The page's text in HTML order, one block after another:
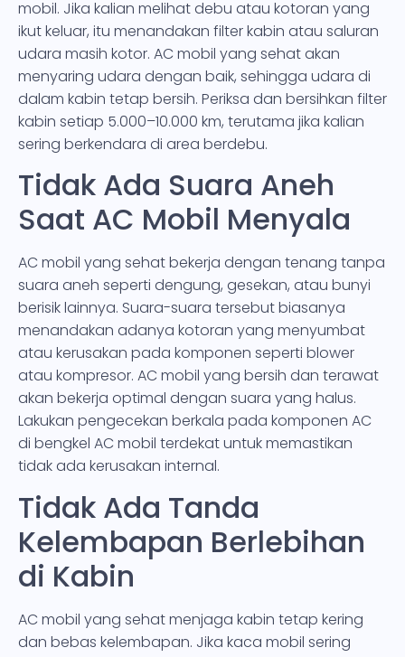
mobil. Jika kalian melihat debu atau kotoran yang
ikut keluar, itu menandakan filter kabin atau saluran
udara masih kotor. AC mobil yang sehat akan
menyaring udara dengan baik, sehingga udara di
dalam kabin tetap bersih. Periksa dan bersihkan filter
kabin setiap 5.000–10.000 km, terutama jika kalian
sering berkendara di area berdebu.
Tidak Ada Suara Aneh
Saat AC Mobil Menyala
AC mobil yang sehat bekerja dengan tenang tanpa
suara aneh seperti dengung, gesekan, atau bunyi
berisik lainnya. Suara-suara tersebut biasanya
menandakan adanya kotoran yang menyumbat
atau kerusakan pada komponen seperti blower
atau kompresor. AC mobil yang bersih dan terawat
akan bekerja optimal dengan suara yang halus.
Lakukan pengecekan berkala pada komponen AC
di bengkel AC mobil terdekat untuk memastikan
tidak ada kerusakan internal.
Tidak Ada Tanda
Kelembapan Berlebihan
di Kabin
AC mobil yang sehat menjaga kabin tetap kering
dan bebas kelembapan. Jika kaca mobil sering